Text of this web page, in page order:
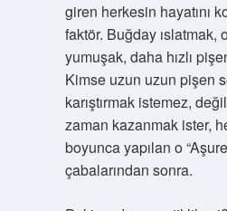
giren herkesin hayatını
faktör. Buğday ıslatmak,
yumuşak, daha hızlı
Kimse uzun uzun pişen
karıştırmak istemez,
zaman kazanmak ister,
boyunca yapılan o
çabalarından sonra.